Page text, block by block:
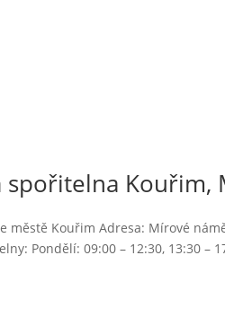
spořitelna
městě Kouřim Adresa: Mírové
Pondělí: 09:00 – 12:30, 13:30 –